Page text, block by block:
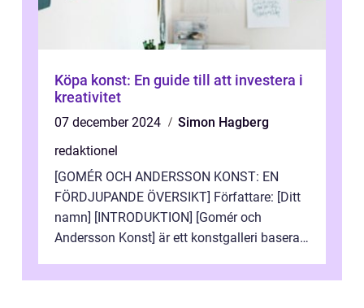
Köpa konst: En guide till att investera i
kreativitet
07 december 2024
Simon Hagberg
redaktionel
[GOMÉR OCH ANDERSSON KONST: EN
FÖRDJUPANDE ÖVERSIKT] Författare: [Ditt
namn] [INTRODUKTION] [Gomér och
Andersson Konst] är ett konstgalleri baserat
och sälj...